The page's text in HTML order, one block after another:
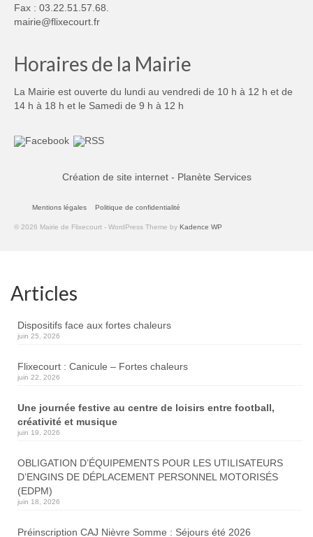
Fax : 03.22.51.57.68.
mairie@flixecourt.fr
Horaires de la Mairie
La Mairie est ouverte du lundi au vendredi de 10 h à 12 h et de
14 h à 18 h et le Samedi de 9 h à 12 h
Création de site internet - Planète Services
Mentions légales Politique de confidentialité
© 2026 Mairie de Flixecourt - WordPress Theme by Kadence WP
Articles
Dispositifs face aux fortes chaleurs
juin 25, 2026
Flixecourt : Canicule – Fortes chaleurs
juin 22, 2026
Une journée festive au centre de loisirs entre football,
créativité et musique
juin 19, 2026
OBLIGATION D’ÉQUIPEMENTS POUR LES UTILISATEURS
D’ENGINS DE DÉPLACEMENT PERSONNEL MOTORISÉS
(EDPM)
juin 18, 2026
Préinscription CAJ Nièvre Somme : Séjours été 2026